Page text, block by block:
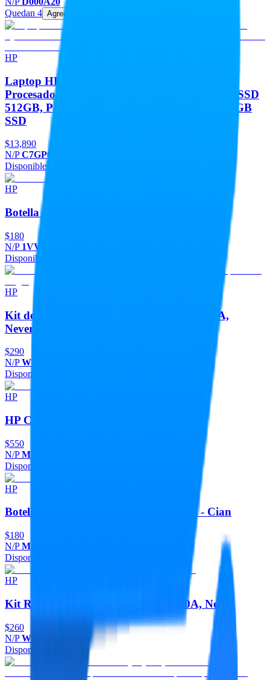
Quedan 4 Agregar
HP
Laptop HP 255R G10 (C7GP0AT#ABM).
Procesador AMD Ryzen 3 7335U - RAM 8GB, SSD
512GB, Pantalla 15.6, Windows 11 Home 512 GB
SSD
$13,890
N/PC7GP0AT#ABM
Disponible
HP
Botella de tinta HP GT53 - 1VV22AL, Negro
$180
N/P 1VV22AL
Disponible
HP
Kit de Recarga de Toner HP 103A - W1103A,
Neverstop Laser -Negro
$290
N/PW1103A
Disponible
HP
HP Cabezal M0H50AL Tricolor
$550
N/PM0H50AL
Disponible
HP
Botella de Tinta HP GT52 - M0H54AL - Cian
$180
N/PM0H54AL
Disponible
HP
Kit Recarga Tóner HP 154A - W1540A, Negro
$260
N/PW1540A
Disponible